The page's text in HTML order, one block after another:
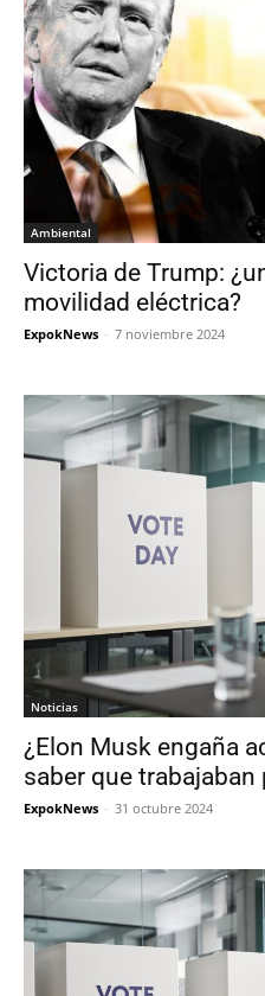
Ambiental
Victoria de Trump:
movilidad eléctrica?
ExpokNews - 7 noviembre 2024
Noticias
¿Elon Musk engaña
saber que trabajaban
ExpokNews - 31 octubre 2024